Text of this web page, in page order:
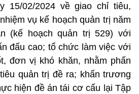
15/02/2024 về giao chỉ tiêu,
vụ kế hoạch quản trị năm
(kế hoạch quản trị 529) với
đấu cao; tổ chức làm việc với
đơn vị khó khăn, nhằm phấn
quản trị đề ra; khẩn trương
hiện đề án tái cơ cấu lại Tập